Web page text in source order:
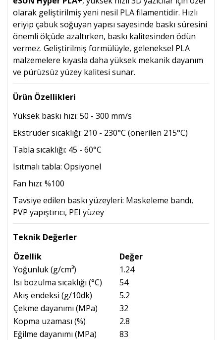
olarak geliştirilmiş yeni nesil PLA filamentidir. Hızlı
eriyip çabuk soğuyan yapısı sayesinde baskı süresini
önemli ölçüde azaltırken, baskı kalitesinden ödün
vermez. Geliştirilmiş formülüyle, geleneksel PLA
malzemelere kıyasla daha yüksek mekanik dayanım
ve pürüzsüz yüzey kalitesi sunar.
Ürün Özellikleri
Yüksek baskı hızı: 50 - 300 mm/s
Ekstrüder sıcaklığı: 210 - 230°C (önerilen 215°C)
Tabla sıcaklığı: 45 - 60°C
Isıtmalı tabla: Opsiyonel
Fan hızı: %100
Tavsiye edilen baskı yüzeyleri: Maskeleme bandı,
PVP yapıştırıcı, PEI yüzey
Teknik Değerler
Özellik
Değer
Yoğunluk (g/cm³)
1.24
Isı bozulma sıcaklığı (°C)
54
Akış endeksi (g/10dk)
5.2
Çekme dayanımı (MPa)
32
Kopma uzaması (%)
2.8
Eğilme dayanımı (MPa)
83